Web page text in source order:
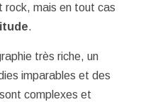
rock, mais en tout cas
.
très riche, un
imparables et des
complexes et